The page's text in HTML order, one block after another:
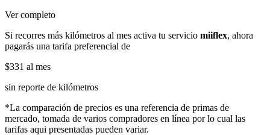
Ver completo
Si recorres más kilómetros al mes activa tu servicio miiflex, ahora
pagarás una tarifa preferencial de
$331 al mes
sin reporte de kilómetros
*La comparación de precios es una referencia de primas de
mercado, tomada de varios compradores en línea por lo cual las
tarifas aqui presentadas pueden variar.